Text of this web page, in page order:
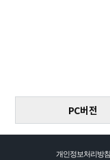
PC버전
개인정보처리방침